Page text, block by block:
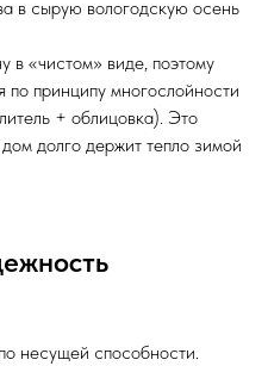
в сырую вологодскую осень
в «чистом» виде, поэтому
принципу многослойности
+ облицовка). Это
долго держит тепло зимой
несущей способности.